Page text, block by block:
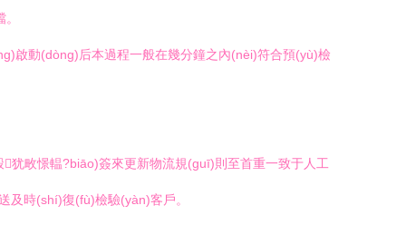
啟動(dòng)后本過程一般在幾分鐘之內(nèi)符合預(yù)檢
畋憬輼?biāo)簽來更新物流規(guī)則至首重一致于人工
時(shí)復(fù)檢驗(yàn)客戶。